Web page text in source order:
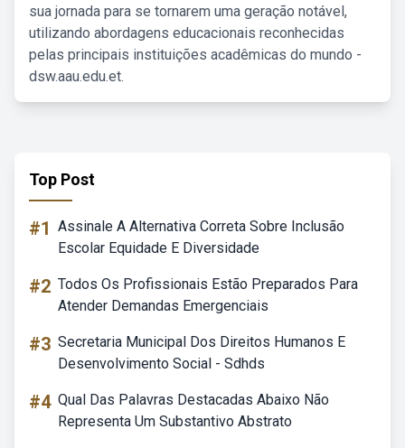
sua jornada para se tornarem uma geração notável,
utilizando abordagens educacionais reconhecidas
pelas principais instituições acadêmicas do mundo -
dsw.aau.edu.et.
Top Post
#1 Assinale A Alternativa Correta Sobre Inclusão
Escolar Equidade E Diversidade
#2 Todos Os Profissionais Estão Preparados Para
Atender Demandas Emergenciais
#3 Secretaria Municipal Dos Direitos Humanos E
Desenvolvimento Social - Sdhds
#4 Qual Das Palavras Destacadas Abaixo Não
Representa Um Substantivo Abstrato